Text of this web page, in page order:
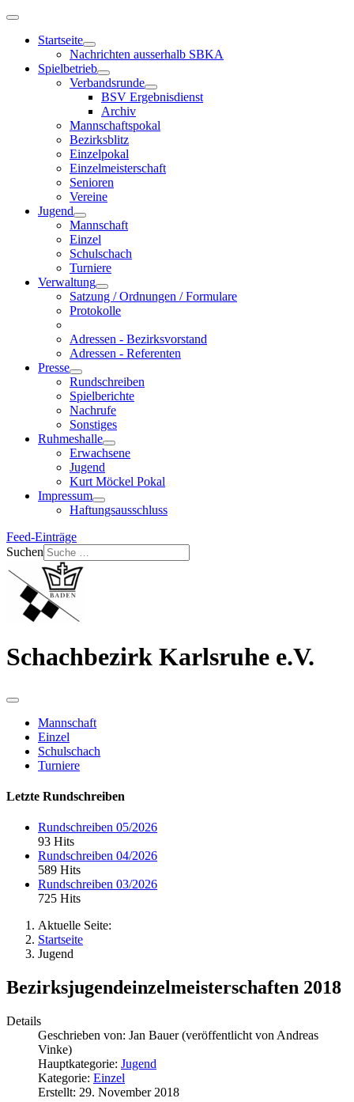
Startseite
Nachrichten ausserhalb SBKA
Spielbetrieb
Verbandsrunde
BSV Ergebnisdienst
Archiv
Mannschaftspokal
Bezirksblitz
Einzelpokal
Einzelmeisterschaft
Senioren
Vereine
Jugend
Mannschaft
Einzel
Schulschach
Turniere
Verwaltung
Satzung / Ordnungen / Formulare
Protokolle
Adressen - Bezirksvorstand
Adressen - Referenten
Presse
Rundschreiben
Spielberichte
Nachrufe
Sonstiges
Ruhmeshalle
Erwachsene
Jugend
Kurt Möckel Pokal
Impressum
Haftungsausschluss
Feed-Einträge
Suchen
Schachbezirk Karlsruhe e.V.
Mannschaft
Einzel
Schulschach
Turniere
Letzte Rundschreiben
Rundschreiben 05/2026
93 Hits
Rundschreiben 04/2026
589 Hits
Rundschreiben 03/2026
725 Hits
Aktuelle Seite:
Startseite
Jugend
Bezirksjugendeinzelmeisterschaften 2018
Details
Geschrieben von: Jan Bauer (veröffentlicht von Andreas
Vinke)
Hauptkategorie: Jugend
Kategorie: Einzel
Erstellt: 29. November 2018